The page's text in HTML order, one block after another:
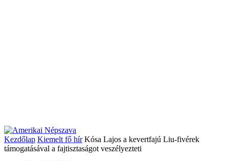
Kezdőlap Kiemelt fő hír Kósa Lajos a kevertfajú Liu-fivérek
támogatásával a fajtisztaságot veszélyezteti